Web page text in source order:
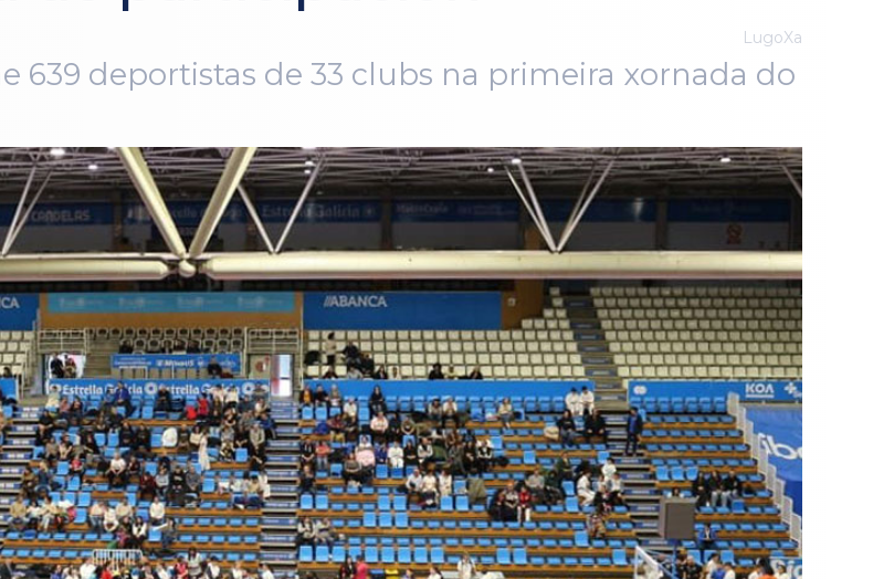
LugoXa
639 deportistas de 33 clubs na primeira xornada do